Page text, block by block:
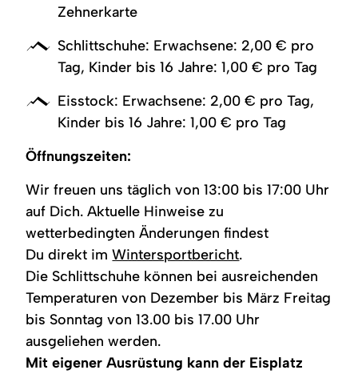
Zehnerkarte
Schlittschuhe: Erwachsene: 2,00 € pro
Tag, Kinder bis 16 Jahre: 1,00 € pro Tag
Eisstock: Erwachsene: 2,00 € pro Tag,
Kinder bis 16 Jahre: 1,00 € pro Tag
Öffnungszeiten:
Wir freuen uns täglich von 13:00 bis 17:00 Uhr
auf Dich. Aktuelle Hinweise zu
wetterbedingten Änderungen findest
Du direkt imWintersportbericht.
Die Schlittschuhe können bei ausreichenden
Temperaturen von Dezember bis März Freitag
bis Sonntag von 13.00 bis 17.00 Uhr
ausgeliehen werden.
Mit eigener Ausrüstung kann der Eisplatz